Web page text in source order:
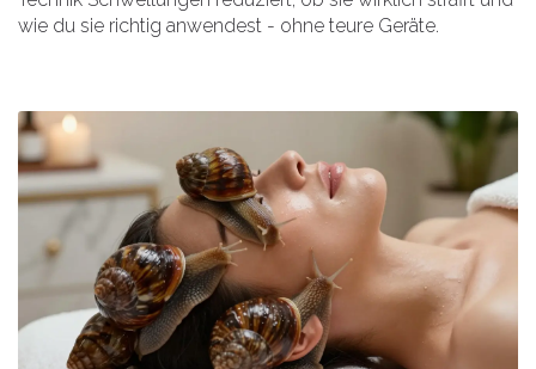
wie du sie richtig anwendest - ohne teure Geräte.